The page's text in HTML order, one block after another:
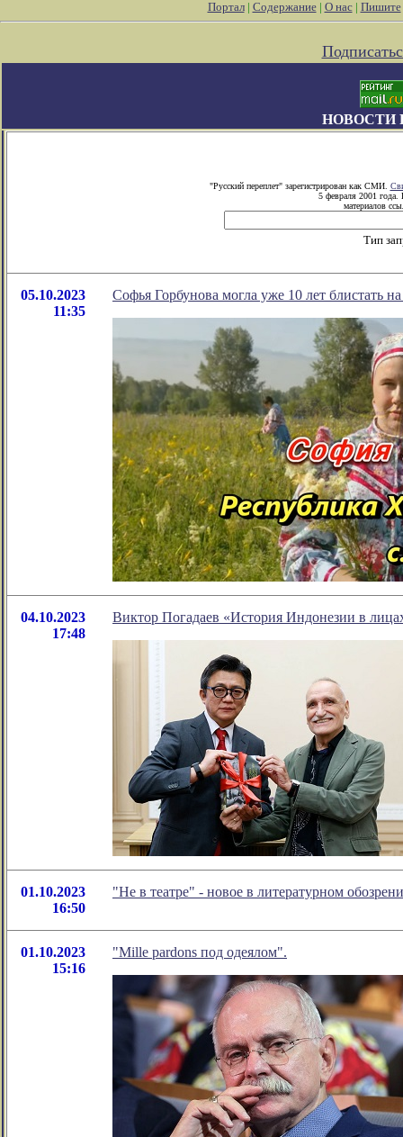
Портал| Содержание| О нас| Пишите
НОВОСТИ
"Русский переплет" зарегистрирован как СМИ.
5 февраля 2001 года.
материалов
Тип
05.10.2023
11:35
Софья Горбунова могла уже 10 лет блистать
04.10.2023
17:48
Виктор Погадаев «История Индонезии в
01.10.2023
16:50
"Не в театре" - новое в литературном
01.10.2023
15:16
"Mille pardons под одеялом".